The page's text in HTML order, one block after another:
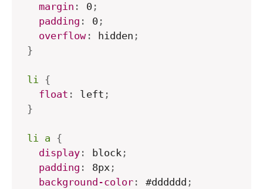
margin : 0;
padding : 0;
overflow: hidden ;
}
li {
float : left ;
}
li a {
display : block ;
padding : 8px;
background-color : #dddddd ;